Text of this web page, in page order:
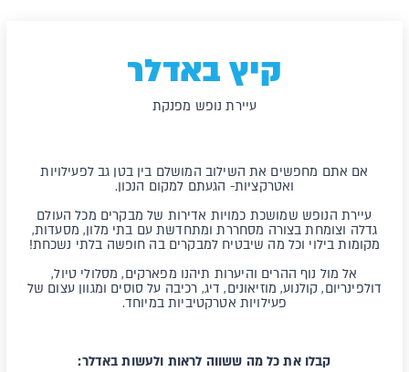
קיץ באדלר
עיירת נופש מפנקת
אם אתם מחפשים את השילוב המושלם בין בטן גב לפעילויות
ואטרקציות- הגעתם למקום הנכון.
עיירת הנופש שמושכת כמויות אדירות של מבקרים מכל העולם
גדלה וצומחת בצורה מסחררת ומתחדשת עם בתי מלון, מסעדות,
מקומות בילוי וכל מה שיבטיח למבקרים בה חופשה בלתי נשכחת!
אל מול נוף ההרים והיערות תיהנו מפארקים, מסלולי טיול,
דולפינריום, קולנוע, מוזיאונים, דיג, רכיבה על סוסים ומגוון עצום של
פעילויות אטרקטיביות במיוחד.
קבלו את כל מה ששווה לראות ולעשות באדלר: